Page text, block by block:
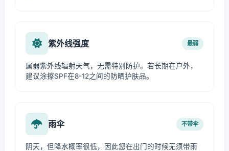
紫外线强度 最弱
属弱紫外线辐射天气，无需特别防护。若长期在户外，
建议涂擦SPF在8-12之间的防晒护肤品。
雨伞 不带伞
阴天，但降水概率很低，因此您在出门的时候无须带雨